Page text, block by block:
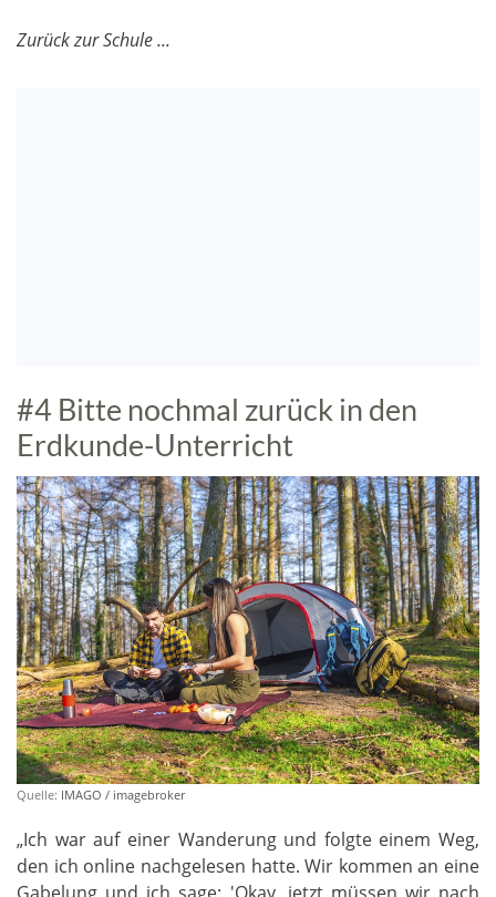
Zurück zur Schule ...
#4 Bitte nochmal zurück in den
Erdkunde-Unterricht
Quelle: IMAGO / imagebroker
„Ich war auf einer Wanderung und folgte einem Weg,
den ich online nachgelesen hatte. Wir kommen an eine